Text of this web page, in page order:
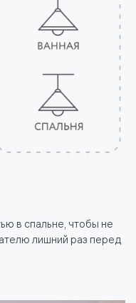
в спальне, чтобы не
лишний раз перед